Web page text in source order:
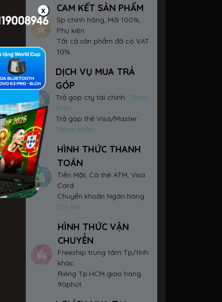
CAM KẾT SẢN PHẨM
Sp chính hãng, Mới 100%,
Phụ kiện.
Tất cả sản phẩm đã có VAT
10%.
DỊCH VỤ MUA TRẢ
GÓP
Trả góp cty tài chính. Tham
khảo
Trả góp thẻ Visa/Master.
Tham khảo
HÌNH THỨC THANH
TOÁN
Tiền Mặt, Cà thẻ ATM, Visa
Card.
Chuyển khoản Ngân hàng.
Chi tiết
HÌNH THỨC VẬN
CHUYỂN
Freeship trung tâm Tp/tỉnh
khác.
Riêng Tp.HCM giao hàng
90phút
x